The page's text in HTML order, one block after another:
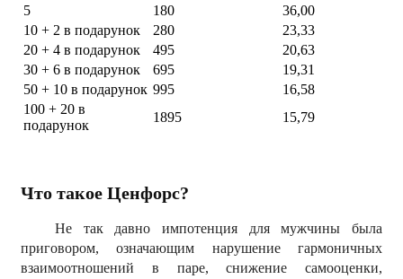
5
180
36,00
10 + 2 в подарунок
280
23,33
20 + 4 в подарунок
495
20,63
30 + 6 в подарунок
695
19,31
50 + 10 в подарунок 995
16,58
100 + 20 в
подарунок
1895 15,79
Что такое Ценфорс?
Не так давно импотенция для мужчины была
приговором, означающим нарушение гармоничных
взаимоотношений в паре, снижение самооценки,